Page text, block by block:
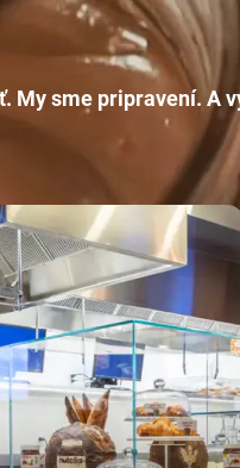
My sme pripravení. A